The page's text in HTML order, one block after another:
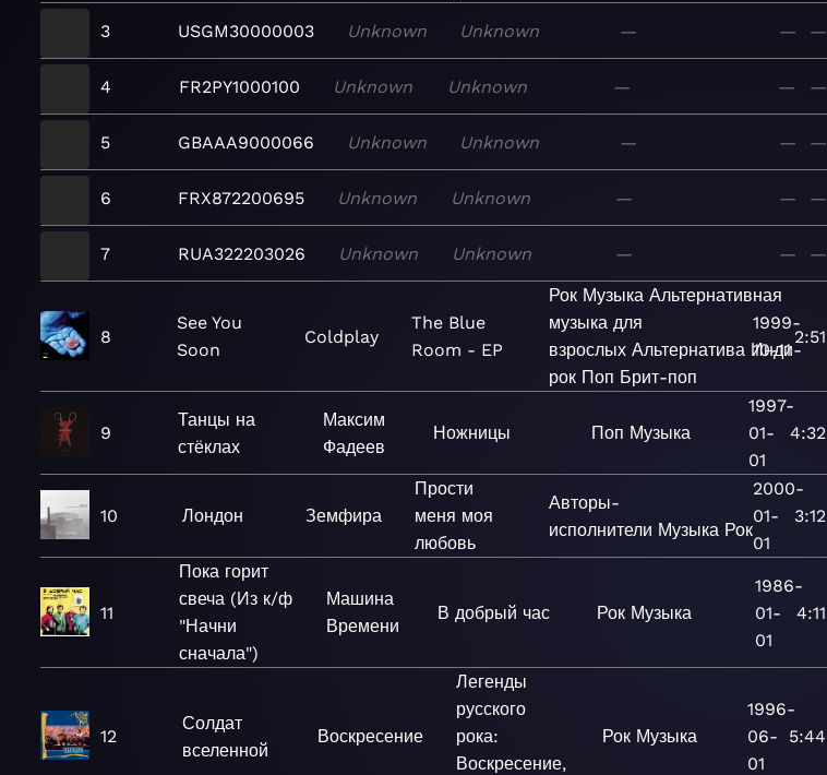
3 USGM30000003 Unknown Unknown — — —
4 FR2PY1000100 Unknown Unknown — — —
5 GBAAA9000066 Unknown Unknown — — —
6 FRX872200695 Unknown Unknown — — —
7 RUA322203026 Unknown Unknown — — —
8
See You
Soon
Coldplay
The Blue
Room - EP
Рок Музыка Альтернативная
музыка для
взрослых Альтернатива Инди-
рок Поп Брит-поп
1999-
10-11
2:51
9
Танцы на
стёклах
Максим
Фадеев
Ножницы Поп Музыка
1997-
01-
01
4:32
10 Лондон Земфира
Прости
меня моя
любовь
Авторы-
исполнители Музыка Рок
2000-
01-
01
3:12
11
Пока горит
свеча (Из к/ф
"Начни
сначала")
Машина
Времени
В добрый час Рок Музыка
1986-
01-
01
4:11
12
Солдат
вселенной
Воскресение
Легенды
русского
рока:
Воскресение,
Рок Музыка
1996-
06-
01
5:44